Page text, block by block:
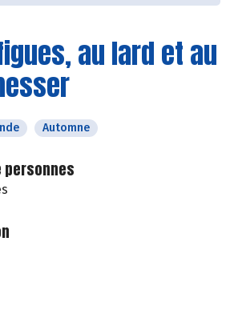
au lard et au
Automne
personnes